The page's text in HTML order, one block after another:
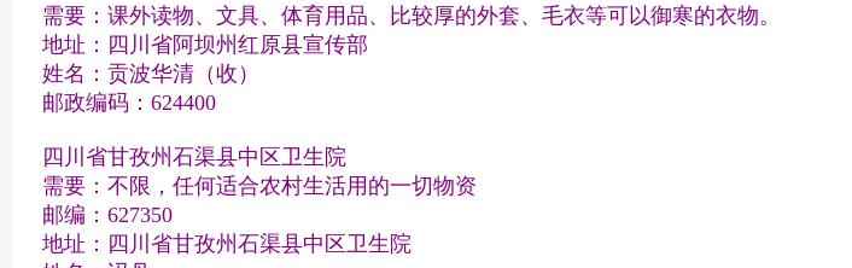
需要：课外读物、文具、体育用品、比较厚的外套、毛衣等可以御寒的衣物。
地址：四川省阿坝州红原县宣传部
姓名：贡波华清（收）
邮政编码：624400
四川省甘孜州石渠县中区卫生院
需要：不限，任何适合农村生活用的一切物资
邮编：627350
地址：四川省甘孜州石渠县中区卫生院